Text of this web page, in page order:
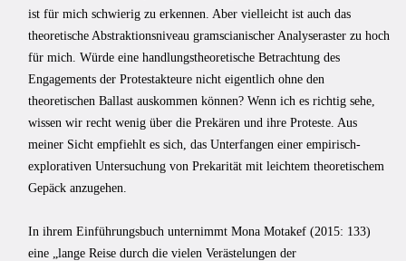
ist für mich schwierig zu erkennen. Aber vielleicht ist auch das
theoretische Abstraktionsniveau gramscianischer Analyseraster zu hoch
für mich. Würde eine handlungstheoretische Betrachtung des
Engagements der Protestakteure nicht eigentlich ohne den
theoretischen Ballast auskommen können? Wenn ich es richtig sehe,
wissen wir recht wenig über die Prekären und ihre Proteste. Aus
meiner Sicht empfiehlt es sich, das Unterfangen einer empirisch-
explorativen Untersuchung von Prekarität mit leichtem theoretischem
Gepäck anzugehen.
In ihrem Einführungsbuch unternimmt Mona Motakef (2015: 133)
eine „lange Reise durch die vielen Verästelungen der